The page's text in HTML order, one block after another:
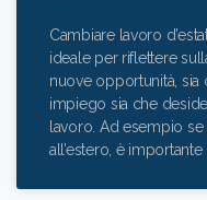
Cambiare lavoro
ideale per riflettere
nuove opportunità, sia
impiego sia che
lavoro. Ad esempio
all’estero, è